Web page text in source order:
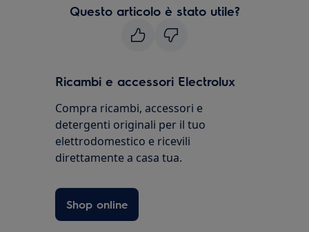
Questo articolo è stato utile?
Ricambi e accessori Electrolux
Compra ricambi, accessori e
detergenti originali per il tuo
elettrodomestico e ricevili
direttamente a casa tua.
Shop online